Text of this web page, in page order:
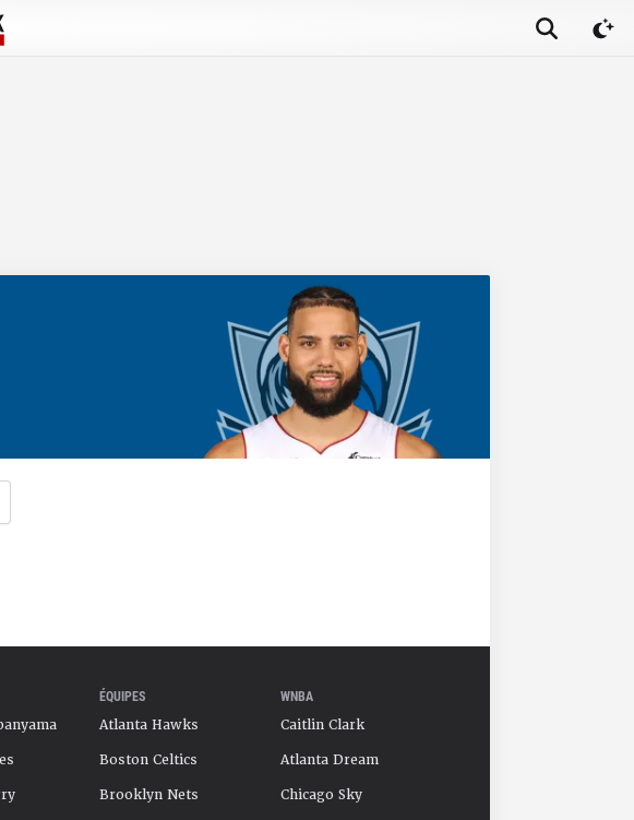
ÉQUIPES
Atlanta Hawks
Boston Celtics
Brooklyn Nets
WNBA
Caitlin Clark
Atlanta Dream
Chicago Sky